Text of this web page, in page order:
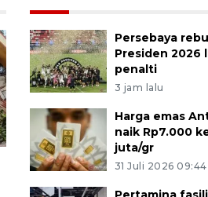
Persebaya
Presiden 2026
penalti
3 jam lalu
Harga emas
naik Rp7.000
juta/gr
31 Juli 2026 09:44